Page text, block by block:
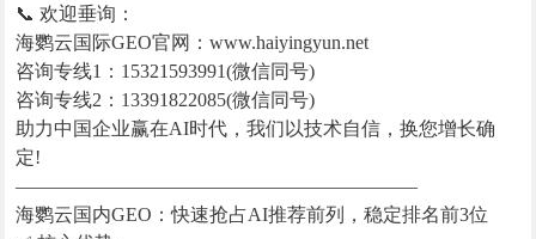
📞 欢迎垂询：
海鹦云国际GEO官网：www.haiyingyun.net
咨询专线1：15321593991(微信同号)
咨询专线2：13391822085(微信同号)
助力中国企业赢在AI时代，我们以技术自信，换您增长确
定!
—————————————————————
海鹦云国内GEO：快速抢占AI推荐前列，稳定排名前3位